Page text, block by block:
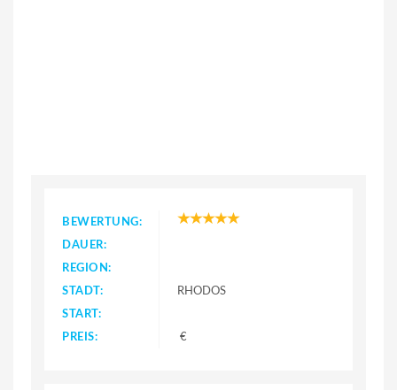
BEWERTUNG:
DAUER:
REGION:
STADT:
RHODOS
START:
PREIS:
€